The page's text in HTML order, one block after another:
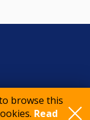
browse this
Read